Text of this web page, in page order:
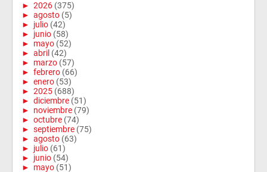
► 2026 (375)
► agosto (5)
► julio (42)
► junio (58)
► mayo (52)
► abril (42)
► marzo (57)
► febrero (66)
► enero (53)
► 2025 (688)
► diciembre (51)
► noviembre (79)
► octubre (74)
► septiembre (75)
► agosto (63)
► julio (61)
► junio (54)
► mayo (51)